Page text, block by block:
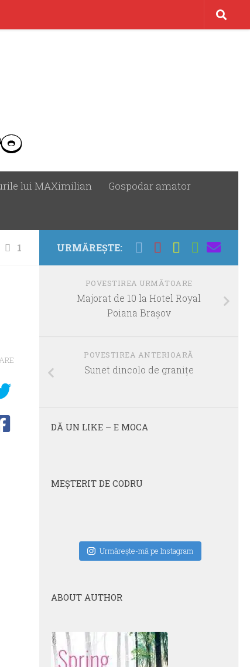
lui MAXimilian Gospodar amator
1 URMĂREȘTE:
POVESTIREA URMĂTOARE
Majorat de 10 la Hotel Royal
Poiana Braşov
POVESTIREA ANTERIOARĂ
Sunet dincolo de graniţe
DĂ UN LIKE – E MOCA
MEŞTERIT DE CODRU
Urmăreşte-mă pe Instagram
ABOUT AUTHOR